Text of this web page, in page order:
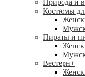
Природа и
Костюмы
Пираты и
Вестерн+